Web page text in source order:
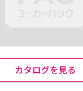
カタログを見る